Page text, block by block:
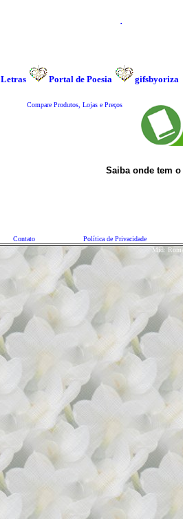
.
Letras Portal de Poesia gifsbyoriza
Compare Produtos, Lojas e Preços
Saiba onde tem
Contato
Política de Privacidade
Mid: